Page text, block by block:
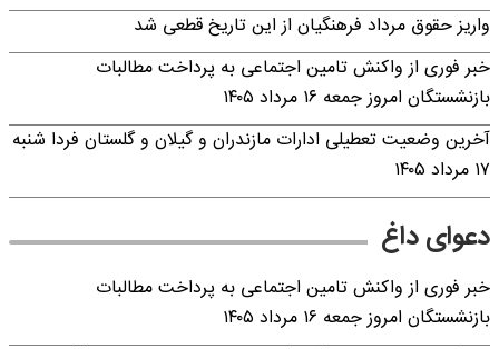
واریز حقوق مرداد فرهنگیان از این تاریخ قطعی شد
خبر فوری از واکنش تامین اجتماعی به پرداخت مطالبات
بازنشستگان امروز جمعه ۱۶ مرداد ۱۴۰۵
آخرین وضعیت تعطیلی ادارات مازندران و گیلان و گلستان فردا شنبه
۱۷ مرداد ۱۴۰۵
دعوای داغ
خبر فوری از واکنش تامین اجتماعی به پرداخت مطالبات
بازنشستگان امروز جمعه ۱۶ مرداد ۱۴۰۵